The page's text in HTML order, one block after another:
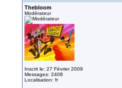
Thebloom
Modérateur
Inscrit le: 27 Février 2009
Messages: 2408
Localisation: fr